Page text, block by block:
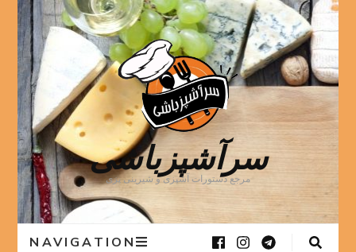
سرآشپزباشی
مرجع دستورات آشپزی و شیرینی پزی
NAVIGATION